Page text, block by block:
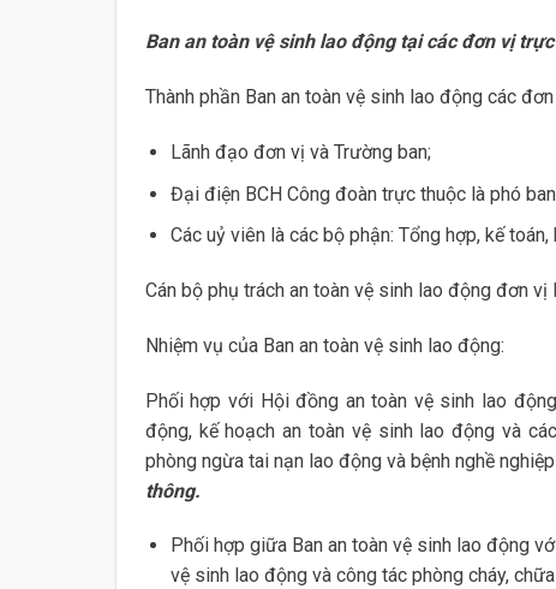
Ban an toàn vệ sinh lao động tại các đơn vị
Thành phần Ban an toàn vệ sinh lao động các
Lãnh đạo đơn vị và Trường ban;
Đại điện BCH Công đoàn trực thuộc là phó
Các uỷ viên là các bộ phận: Tổng hợp, kế
Cán bộ phụ trách an toàn vệ sinh lao động đơn
Nhiệm vụ của Ban an toàn vệ sinh lao động:
Phối hợp với Hội đồng an toàn vệ sinh lao
động, kế hoạch an toàn vệ sinh lao động và
phòng ngừa tai nạn lao động và bệnh nghề
thông.
Phối hợp giữa Ban an toàn vệ sinh lao động
vệ sinh lao động và công tác phòng cháy,